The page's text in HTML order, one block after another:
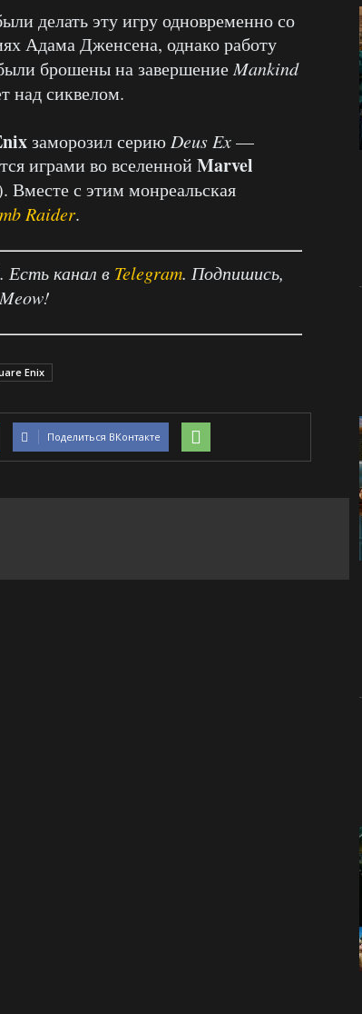
делать эту игру одновременно со
Адама Дженсена, однако работу
брошены на завершениеMankind
над сиквелом.
заморозил серию Deus Ex—
играми во вселенной Marvel
Вместе с этим монреальская
Raider.
Есть канал в Telegram. Подпишись,
Meow!
Enix
Поделиться ВКонтакте